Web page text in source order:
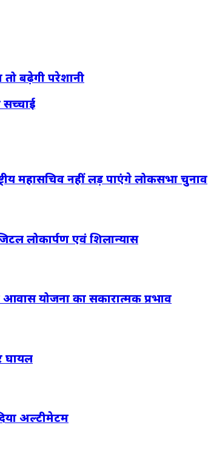
बढ़ेगी परेशानी
महासचिव नहीं लड़ पाएंगे लोकसभा चुनाव
लोकार्पण एवं शिलान्यास
योजना का सकारात्मक प्रभाव
घायल
अल्टीमेटम